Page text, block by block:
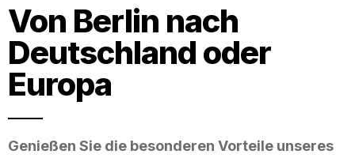
Von Berlin nach
Deutschland oder
Europa
Genießen Sie die besonderen Vorteile unseres